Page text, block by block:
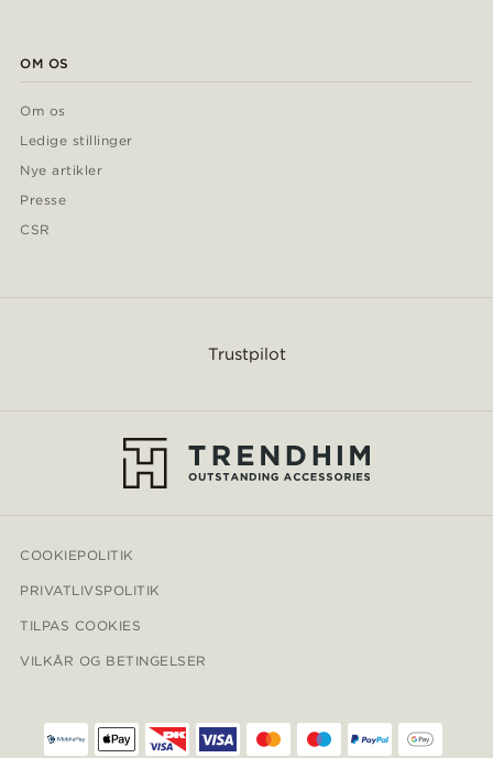
OM OS
Om os
Ledige stillinger
Nye artikler
Presse
CSR
Trustpilot
COOKIEPOLITIK
PRIVATLIVSPOLITIK
TILPAS COOKIES
VILKÅR OG BETINGELSER